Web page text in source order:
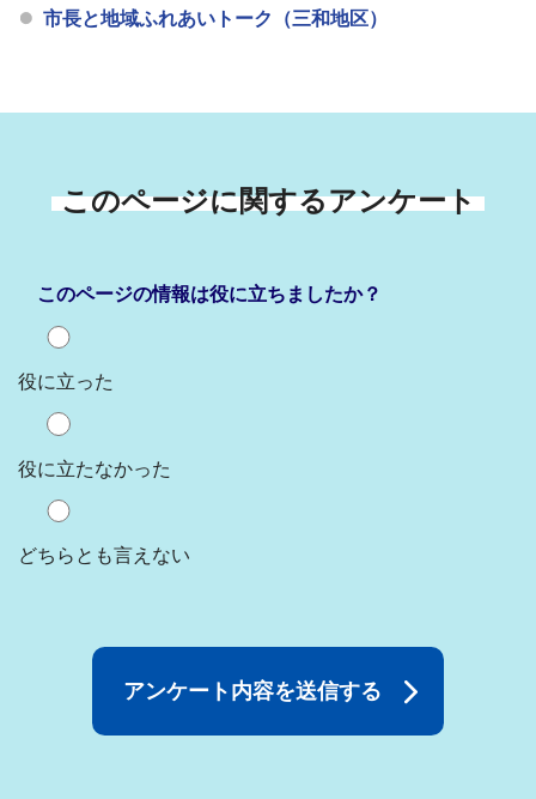
市長と地域ふれあいトーク（三和地区）
このページに関するアンケート
このページの情報は役に立ちましたか？
役に立った
役に立たなかった
どちらとも言えない